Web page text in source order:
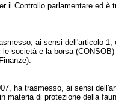
il Controllo parlamentare ed
ai sensi dell'articolo
società e la borsa
ha trasmesso, ai sensi
di protezione della